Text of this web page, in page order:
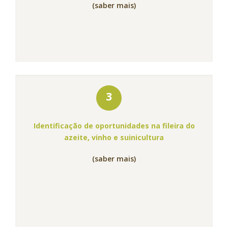
(saber mais)
3
Identificação de oportunidades na fileira do
azeite, vinho e suinicultura
(saber mais)